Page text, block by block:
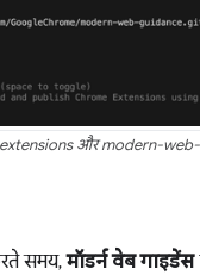
extensions और modern-
समय,मॉडर्न वेब गाइडेंस